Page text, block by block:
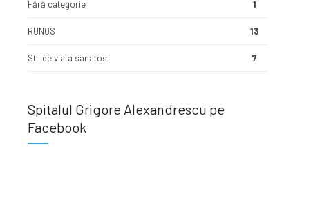
Fără categorie 1
RUNOS 13
Stil de viata sanatos 7
Spitalul Grigore Alexandrescu pe
Facebook